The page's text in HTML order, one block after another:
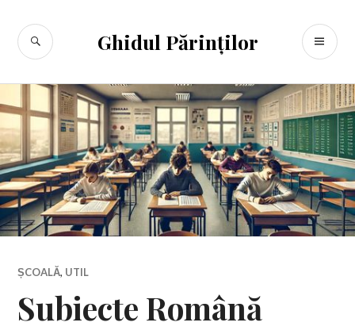
conținut
Ghidul Părinților
CĂUTARE
ȘCOALĂ, UTIL
Subiecte Română